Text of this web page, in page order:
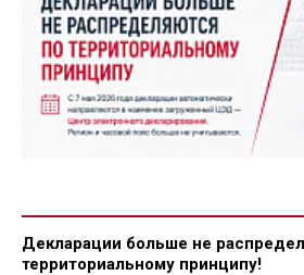
Декларации больше не
территориальному принципу!